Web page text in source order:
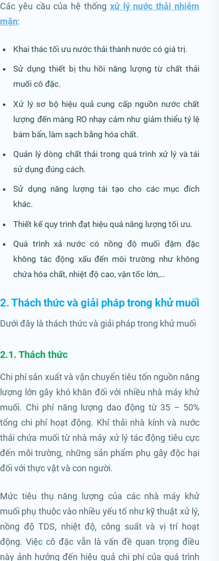
Các yêu cầu của hệ thống xử lý nước thải nhiễm
mặn:
Khai thác tối ưu nước thải thành nước có giá trị.
Sử dụng thiết bị thu hồi năng lượng từ chất thải
muối cô đặc.
Xử lý sơ bộ hiệu quả cung cấp nguồn nước chất
lượng đến màng RO nhạy cảm như giảm thiểu tỷ lệ
bám bẩn, làm sạch bằng hóa chất.
Quản lý dòng chất thải trong quá trình xử lý và tái
sử dụng đúng cách.
Sử dụng năng lượng tái tạo cho các mục đích
khác.
Thiết kế quy trình đạt hiệu quả năng lượng tối ưu.
Quá trình xả nước có nồng độ muối đậm đặc
không tác động xấu đến môi trường như không
chứa hóa chất, nhiệt độ cao, vận tốc lớn,…
2. Thách thức và giải pháp trong khử muối
Dưới đây là thách thức và giải pháp trong khử muối
2.1. Thách thức
Chi phí sản xuất và vận chuyển tiêu tốn nguồn năng
lượng lớn gây khó khăn đối với nhiều nhà máy khử
muối. Chi phí năng lượng dao động từ 35 – 50%
tổng chi phí hoạt động. Khí thải nhà kính và nước
thải chứa muối từ nhà máy xử lý tác động tiêu cực
đến môi trường, những sản phẩm phụ gây độc hại
đối với thực vật và con người.
Mức tiêu thụ năng lượng của các nhà máy khử
muối phụ thuộc vào nhiều yếu tố như kỹ thuật xử lý,
nồng độ TDS, nhiệt độ, công suất và vị trí hoạt
động. Việc cô đặc vẫn là vấn đề quan trọng điều
này ảnh hưởng đến hiệu quả chi phí của quá trình